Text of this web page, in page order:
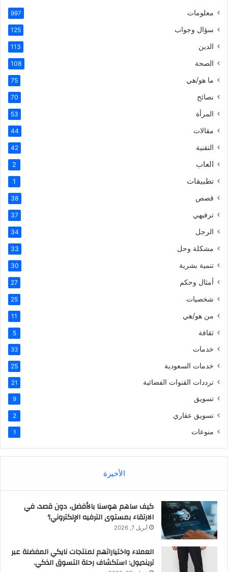
معلومات 997
سؤال وجواب 125
الدين 113
الصحة 108
ما هو/هي 75
نصائح 70
المرأة 53
مقالات 44
التقنية 42
العاب 2
تطبيقات 1
قصص 38
ترفيهي 37
الرجل 34
مشكلة وحل 33
تنمية بشرية 30
أمثال وحكم 27
شخصيات 25
من هو/هي 11
ثقافة 5
خدمات 33
خدمات السعودية 25
ترددات القنوات الفضائية 21
تسويق 9
تسويق عقاري 2
منوعات 1
الأخيرة
كيف ساهم هوسنا بالأفضل، دون قصد، في
الارتقاء بمستوى الترفيه الإلكتروني؟
أبريل 7, 2026
العملاء واختياراتهم لمنتجات نايكي المفضلة عبر
ترينديول: استكشاف رحلة التسوق الذكي.